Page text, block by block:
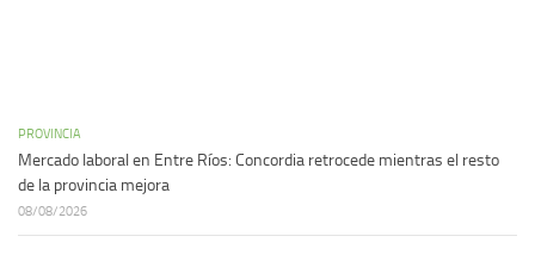
PROVINCIA
Mercado laboral en Entre Ríos: Concordia retrocede mientras el resto
de la provincia mejora
08/08/2026